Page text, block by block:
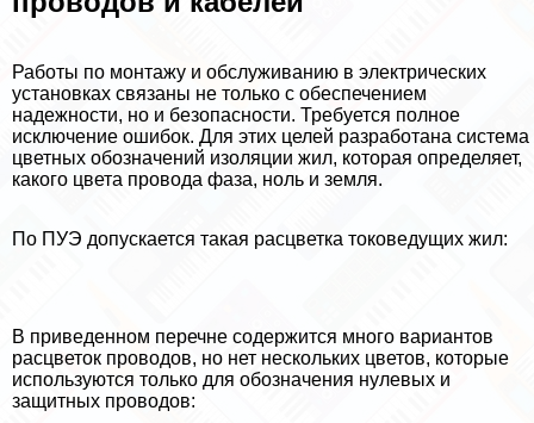
Работы по монтажу и обслуживанию в электрических
установках связаны не только с обеспечением
надежности, но и безопасности. Требуется полное
исключение ошибок. Для этих целей разработана система
цветных обозначений изоляции жил, которая определяет,
какого цвета провода фаза, ноль и земля.
По ПУЭ допускается такая расцветка токоведущих жил:
В приведенном перечне содержится много вариантов
расцветок проводов, но нет нескольких цветов, которые
используются только для обозначения нулевых и
защитных проводов: